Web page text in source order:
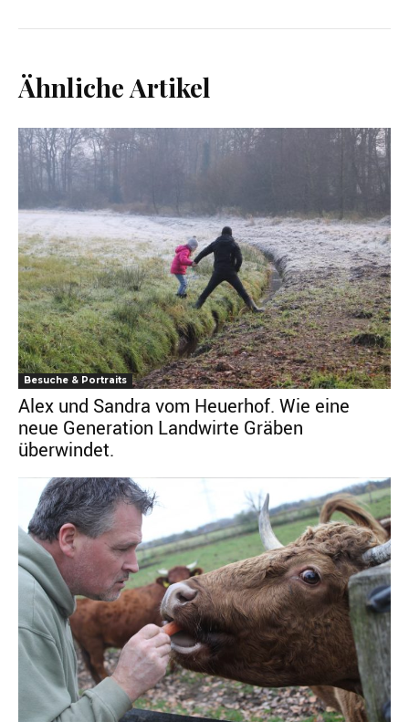
Ähnliche Artikel
Besuche & Portraits
Alex und Sandra vom Heuerhof. Wie eine
neue Generation Landwirte Gräben
überwindet.